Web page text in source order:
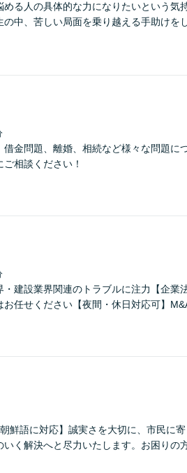
める人の具体的な力になりたいという気
中、苦しい局面を乗り越える手助けを
借金問題、離婚、相続など様々な問題に
相談ください！
建設業界関連のトラブルに注力【企業
任せください【夜間・休日対応可】
鮮語に対応】誠実さを大切に、市民に
く解決へと尽力いたします。お困りの